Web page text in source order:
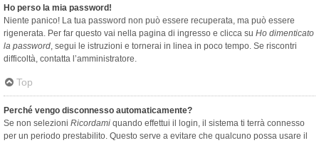
Ho perso la mia password!
Niente panico! La tua password non può essere recuperata, ma può essere
rigenerata. Per far questo vai nella pagina di ingresso e clicca su Ho dimenticato
la password, segui le istruzioni e tornerai in linea in poco tempo. Se riscontri
difficoltà, contatta l’amministratore.
Top
Perché vengo disconnesso automaticamente?
Se non selezioni Ricordami quando effettui il login, il sistema ti terrà connesso
per un periodo prestabilito. Questo serve a evitare che qualcuno possa usare il